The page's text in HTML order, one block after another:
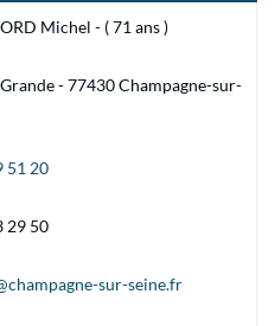
Michel - ( 71 ans )
- 77430 Champagne-sur-
51 20
29 50
sur-seine.fr